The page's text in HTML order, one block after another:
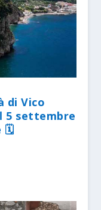
di Vico
5 settembre
🗓